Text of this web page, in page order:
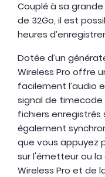
Couplé à sa
de 32Go, il est
heures
Dotée d’un
Wireless Pro offre
facilement l’audio
signal de timecode
fichiers
également
que vous appuyez
sur l'émetteur ou
Wireless Pro et de